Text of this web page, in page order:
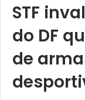
STF
do DF
de